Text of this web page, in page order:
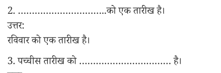
2. …………………………..को एक तारीख है।
उत्तर:
रविवार को एक तारीख है।
3. पच्चीस तारीख को …………………………… है।